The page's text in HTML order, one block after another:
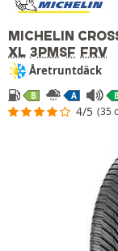
MICHELIN
XL 3PMSF FRV
Åretruntdäck
B A
4/5 (35